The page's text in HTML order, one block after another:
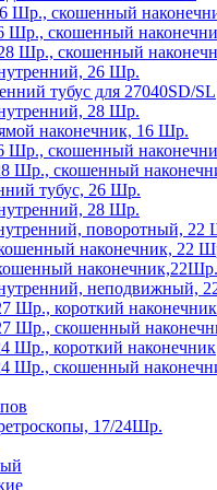
Шр., скошенный
Шр., скошенный
Шр., скошенный
26 Шр.
тубус для 27040SD/SL
28 Шр.
наконечник, 16 Шр.
Шр., скошенный
Шр., скошенный
тубус, 26 Шр.
28 Шр.
поворотный, 22
наконечник, 22
наконечник,22Шр.
неподвижный,
Шр., короткий наконечник
Шр., скошенный
Шр., короткий наконечник
Шр., скошенный
17/24Шр.